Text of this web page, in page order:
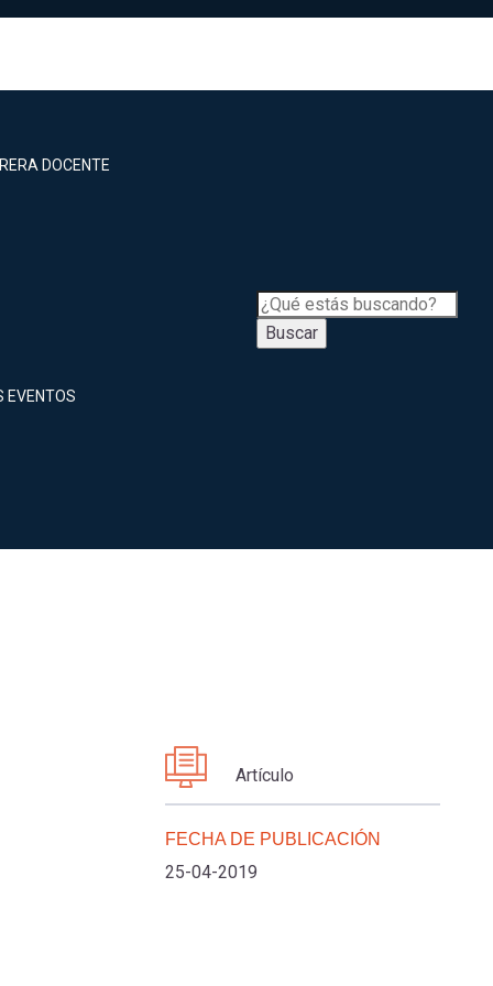
DOCENTE
EVENTOS
Buscar
Artículo
FECHA DE PUBLICACIÓN
25-04-2019